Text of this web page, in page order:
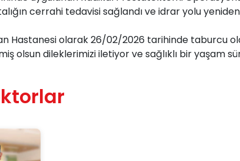
cerrahi tedavisi sağlandı ve idrar yolu
Hastanesi olarak 26/02/2026 tarihinde taburcu
olsun dileklerimizi iletiyor ve sağlıklı bir yaşam